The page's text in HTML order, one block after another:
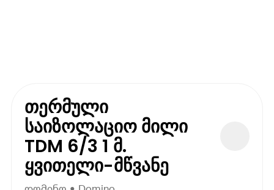
თერმული
საიზოლაციო მილი
TDM 6/3 1 მ.
ყვითელი-მწვანე